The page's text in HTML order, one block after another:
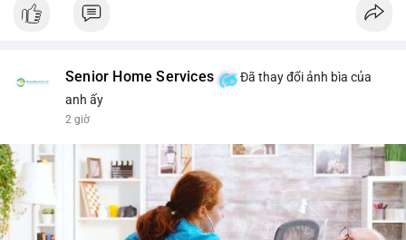
Senior Home Services
Đã thay đổi ảnh bìa của
anh ấy
2 giờ